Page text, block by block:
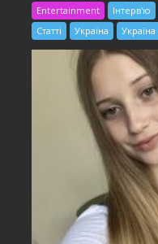
Entertainment Інтерв'ю
Статті
Україна